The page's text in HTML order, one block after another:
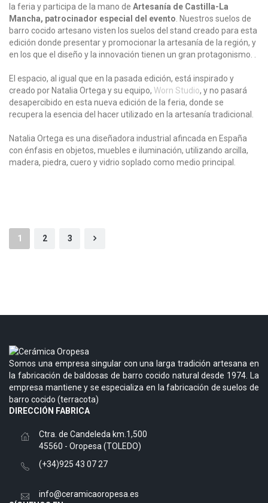
la feria y participa de la mano de Artesanía de Castilla-La
Mancha, patrocinador especial del evento . Nuestros suelos de
barro cocido artesano visten los suelos del stand creado para esta
edición donde presentar y promocionar la artesanía de la región, y
en los que el diseño y la innovación tienen un gran protagonismo. .
El espacio, al igual que en la pasada edición, está inspirado y
creado por Natalia Ortega y su equipo, Worn Studio, y no pasará
desapercibido en esta nueva edición de la feria, donde se
recupera la esencia del hacer utilizado en la artesanía tradicional.
Natalia Ortega es una diseñadora industrial afincada en España
con énfasis en objetos, muebles e iluminación, utilizando arcilla,
madera, piedra, cuero y vidrio soplado como medio principal.
Paginación
Página
1 Página
2 Página
3 Página
Somos una empresa singular con una larga tradición artesana en
la fabricación de baldosas de barro cocido natural desde 1974. La
empresa mantiene y se especializa en la fabricación de suelos de
barro cocido (terracota)
DIRECCIÓN FABRICA
Ctra. de Candeleda km.1,500
45560 - Oropesa (TOLEDO)
(+34)925 43 07 27
info@ceramicaoropesa.es